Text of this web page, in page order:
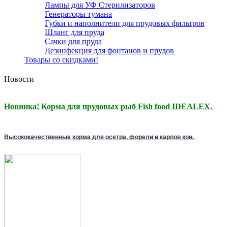
Лампы для УФ Стерилизаторов
Генераторы тумана
Губки и наполнители для прудовых фильтров
Шланг для пруда
Сачки для пруда
Дезинфекция для фонтанов и прудов
Товары со скидками!
Новости
Новинка! Корма для прудовых рыб Fish food IDEALEX.
Высококачественные корма для осетра, форели и карпов кои.